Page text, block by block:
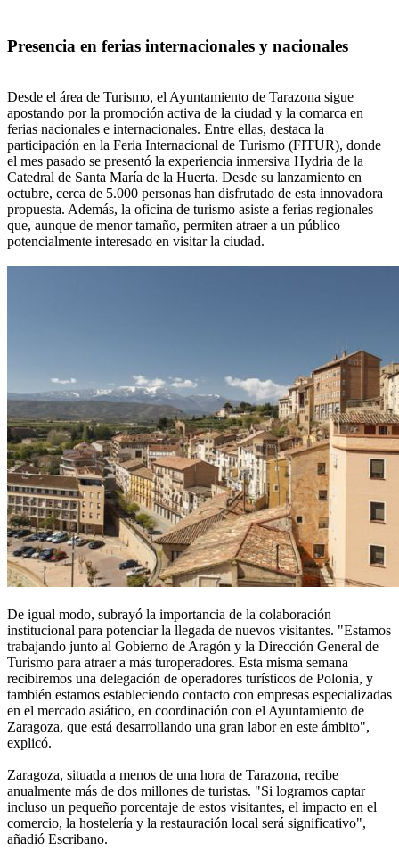
Presencia en ferias internacionales y nacionales
Desde el área de Turismo, el Ayuntamiento de Tarazona sigue
apostando por la promoción activa de la ciudad y la comarca en
ferias nacionales e internacionales. Entre ellas, destaca la
participación en la Feria Internacional de Turismo (FITUR), donde
el mes pasado se presentó la experiencia inmersiva Hydria de la
Catedral de Santa María de la Huerta. Desde su lanzamiento en
octubre, cerca de 5.000 personas han disfrutado de esta innovadora
propuesta. Además, la oficina de turismo asiste a ferias regionales
que, aunque de menor tamaño, permiten atraer a un público
potencialmente interesado en visitar la ciudad.
De igual modo, subrayó la importancia de la colaboración
institucional para potenciar la llegada de nuevos visitantes. "Estamos
trabajando junto al Gobierno de Aragón y la Dirección General de
Turismo para atraer a más turoperadores. Esta misma semana
recibiremos una delegación de operadores turísticos de Polonia, y
también estamos estableciendo contacto con empresas especializadas
en el mercado asiático, en coordinación con el Ayuntamiento de
Zaragoza, que está desarrollando una gran labor en este ámbito",
explicó.
Zaragoza, situada a menos de una hora de Tarazona, recibe
anualmente más de dos millones de turistas. "Si logramos captar
incluso un pequeño porcentaje de estos visitantes, el impacto en el
comercio, la hostelería y la restauración local será significativo",
añadió Escribano.